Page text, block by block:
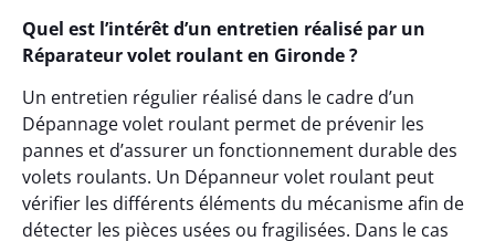
Quel est l’intérêt d’un entretien réalisé par un
Réparateur volet roulant en Gironde ?
Un entretien régulier réalisé dans le cadre d’un
Dépannage volet roulant permet de prévenir les
pannes et d’assurer un fonctionnement durable des
volets roulants. Un Dépanneur volet roulant peut
vérifier les différents éléments du mécanisme afin de
détecter les pièces usées ou fragilisées. Dans le cas